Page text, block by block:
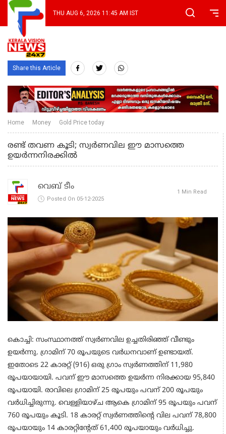
THU AUG 6, 2026 11:45 AM IST
Share this Article
Home Money Gold Price today
രണ്ട് തവണ കൂടി; സ്വർണവില ഈ മാസത്തെ
ഉയർന്നനിരക്കിൽ
വെബ് ടീം
Posted On 05-12-2025
1 Min Read
കൊച്ചി: സംസ്ഥാനത്ത് സ്വർണവില ഉച്ചതിരിഞ്ഞ് വീണ്ടും
ഉയർന്നു. ഗ്രാമിന് 70 രൂപയുടെ വർധനവാണ് ഉണ്ടായത്.
ഇതോടെ 22 കാരറ്റ് (916) ഒരു ഗ്രാം സ്വർണത്തിന് 11,980
രൂപയായായി. പവന് ഈ മാസത്തെ ഉയർന്ന നിരക്കായ 95,840
രൂപയായി. രാവിലെ ഗ്രാമിന് 25 രൂപയും പവന് 200 രൂപയും
വർധിച്ചിരുന്നു. വെള്ളിയാഴ്ച ആകെ ഗ്രാമിന് 95 രൂപയും പവന്
760 രൂപയും കൂടി. 18 കാരറ്റ് സ്വർണത്തിന്റെ വില പവന് 78,800
രൂപയായും 14 കാരറ്റിന്റേത് 61,400 രൂപയായും വർധിച്ചു.